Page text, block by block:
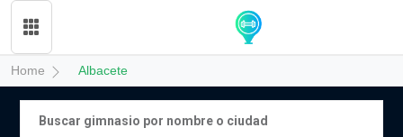
Home Albacete